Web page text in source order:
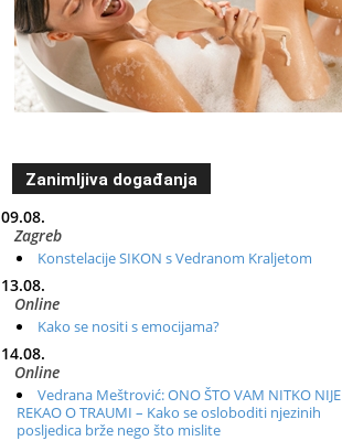
Zanimljiva događanja
09.08.
Zagreb
Konstelacije SIKON s Vedranom Kraljetom
13.08.
Online
Kako se nositi s emocijama?
14.08.
Online
Vedrana Meštrović: ONO ŠTO VAM NITKO NIJE
REKAO O TRAUMI – Kako se osloboditi njezinih
posljedica brže nego što mislite